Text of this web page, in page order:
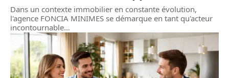
Dans un contexte immobilier en constante évolution,
l'agence FONCIA MINIMES se démarque en tant qu'acteur
incontournable…